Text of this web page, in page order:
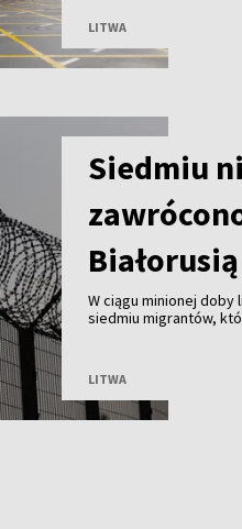
LITWA
Siedmiu
Białorusią
W ciągu minionej
siedmiu migrantów,
LITWA